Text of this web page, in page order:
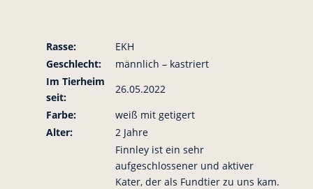
Rasse:
EKH
Geschlecht:
männlich – kastriert
Im Tierheim
seit:
26.05.2022
Farbe:
weiß mit getigert
Alter:
2 Jahre
Finnley ist ein sehr
aufgeschlossener und aktiver
Kater, der als Fundtier zu uns kam.